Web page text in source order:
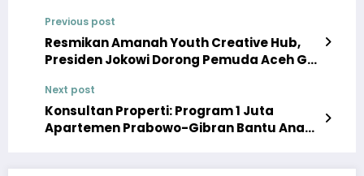
Previous post
Resmikan Amanah Youth Creative Hub,
Presiden Jokowi Dorong Pemuda Aceh Go
Next post
Konsultan Properti: Program 1 Juta
Apartemen Prabowo-Gibran Bantu Anak